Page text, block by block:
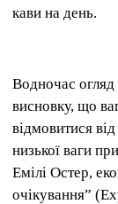
кави на день.
Водночас
висновку, що
відмовитися
низької ваги
Емілі Остер,
очікування”